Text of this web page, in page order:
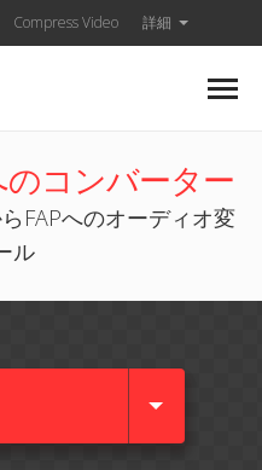
Compress Video 詳細
のコンバーター
FAPへのオーディオ変
ル